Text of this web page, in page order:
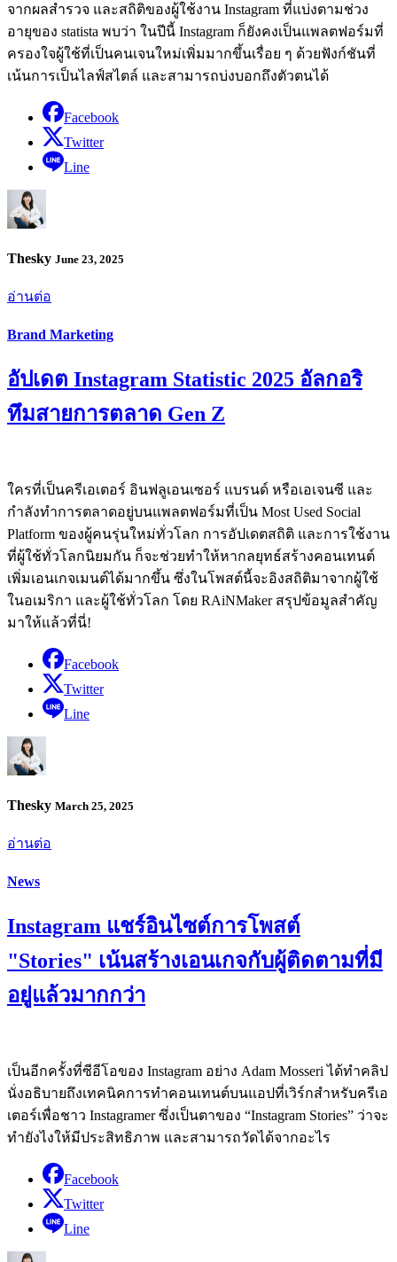
จากผลสำรวจ และสถิติของผู้ใช้งาน Instagram ที่แบ่งตามช่วง
อายุของ statista พบว่า ในปีนี้ Instagram ก็ยังคงเป็นแพลตฟอร์มที่
ครองใจผู้ใช้ที่เป็นคนเจนใหม่เพิ่มมากขึ้นเรื่อย ๆ ด้วยฟังก์ชันที่
เน้นการเป็นไลฟ์สไตล์ และสามารถบ่งบอกถึงตัวตนได้
Facebook
Twitter
Line
Thesky June 23, 2025
อ่านต่อ
Brand Marketing
อัปเดต Instagram Statistic 2025 อัลกอริ
ทึมสายการตลาด Gen Z
ใครที่เป็นครีเอเตอร์ อินฟลูเอนเซอร์ แบรนด์ หรือเอเจนซี และ
กำลังทำการตลาดอยู่บนแพลตฟอร์มที่เป็น Most Used Social
Platform ของผู้คนรุ่นใหม่ทั่วโลก การอัปเดตสถิติ และการใช้งาน
ที่ผู้ใช้ทั่วโลกนิยมกัน ก็จะช่วยทำให้หากลยุทธ์สร้างคอนเทนต์
เพิ่มเอนเกจเมนต์ได้มากขึ้น ซึ่งในโพสต์นี้จะอิงสถิติมาจากผู้ใช้
ในอเมริกา และผู้ใช้ทั่วโลก โดย RAiNMaker สรุปข้อมูลสำคัญ
มาให้แล้วที่นี่!
Facebook
Twitter
Line
Thesky March 25, 2025
อ่านต่อ
News
Instagram แชร์อินไซต์การโพสต์
"Stories" เน้นสร้างเอนเกจกับผู้ติดตามที่มี
อยู่แล้วมากกว่า
เป็นอีกครั้งที่ซีอีโอของ Instagram อย่าง Adam Mosseri ได้ทำคลิป
นั่งอธิบายถึงเทคนิคการทำคอนเทนต์บนแอปที่เวิร์กสำหรับครีเอ
เตอร์เพื่อชาว Instagramer ซึ่งเป็นตาของ “Instagram Stories” ว่าจะ
ทำยังไงให้มีประสิทธิภาพ และสามารถวัดได้จากอะไร
Facebook
Twitter
Line